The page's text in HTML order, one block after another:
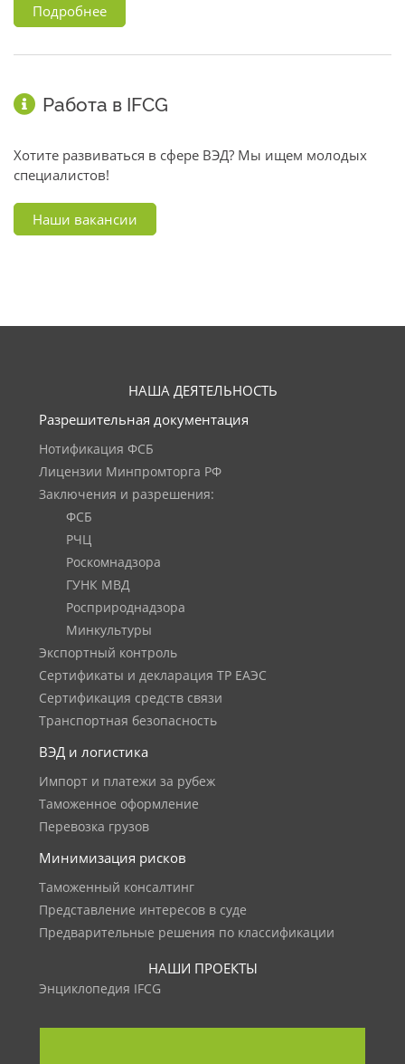
Подробнее
Работа в IFCG
Хотите развиваться в сфере ВЭД? Мы ищем молодых
специалистов!
Наши вакансии
НАША ДЕЯТЕЛЬНОСТЬ
Разрешительная документация
Нотификация ФСБ
Лицензии Минпромторга РФ
Заключения и разрешения:
ФСБ
РЧЦ
Роскомнадзора
ГУНК МВД
Росприроднадзора
Минкультуры
Экспортный контроль
Сертификаты и декларация ТР ЕАЭС
Сертификация средств связи
Транспортная безопасность
ВЭД и логистика
Импорт и платежи за рубеж
Таможенное оформление
Перевозка грузов
Минимизация рисков
Таможенный консалтинг
Представление интересов в суде
Предварительные решения по классификации
НАШИ ПРОЕКТЫ
Энциклопедия IFCG